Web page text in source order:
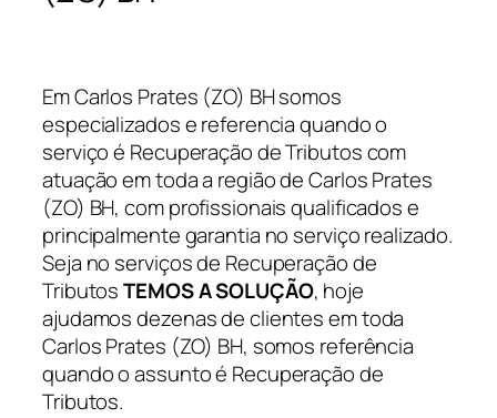
Em Carlos Prates (ZO) BH somos
especializados e referencia quando o
serviço é Recuperação de Tributos com
atuação em toda a região de Carlos Prates
(ZO) BH, com profissionais qualificados e
principalmente garantia no serviço realizado.
Seja no serviços de Recuperação de
TributosTEMOS A SOLUÇÃO, hoje
ajudamos dezenas de clientes em toda
Carlos Prates (ZO) BH, somos referência
quando o assunto é Recuperação de
Tributos.